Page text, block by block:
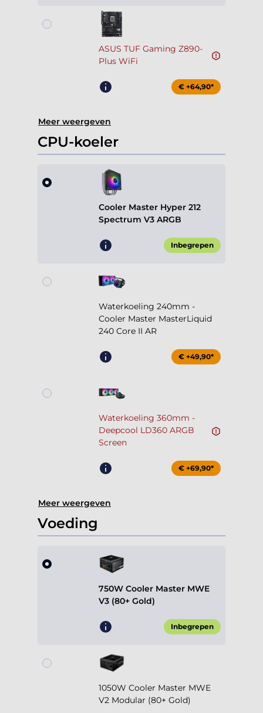
ASUS TUF Gaming Z890-
Plus WiFi
€ +64,90*
Meer weergeven
CPU-koeler
Cooler Master Hyper 212
Spectrum V3 ARGB
Inbegrepen
Waterkoeling 240mm -
Cooler Master MasterLiquid
240 Core II AR
€ +49,90*
Waterkoeling 360mm -
Deepcool LD360 ARGB
Screen
€ +69,90*
Meer weergeven
Voeding
750W Cooler Master MWE
V3 (80+ Gold)
Inbegrepen
1050W Cooler Master MWE
V2 Modular (80+ Gold)